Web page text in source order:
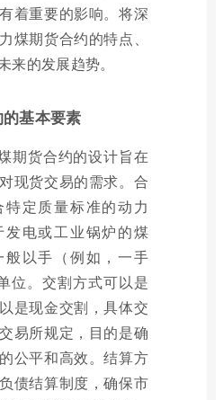
着重要的影响。将深
煤期货合约的特点、
来的发展趋势。
基本要素
期货合约的设计旨在
现货交易的需求。合
定质量标准的动力
电或工业锅炉的煤
以手（例如，一手
位。交割方式可以是
是现金交割，具体交
易所规定，目的是确
公平和高效。结算方
债结算制度，确保市